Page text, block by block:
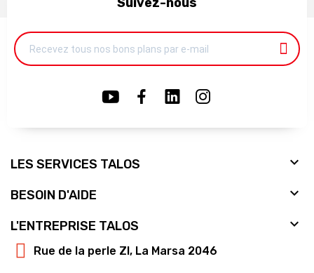
LES SERVICES TALOS 
BESOIN D'AIDE 
L'ENTREPRISE TALOS 
Rue de la perle ZI, La Marsa 2046